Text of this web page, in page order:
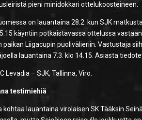
pieni minidokkari ottelukoosteineen.
on lauantaina 28.2. kun SJK
käyntiin potkaistavassa ottelussa
paikan Liigacupin puolivälieriin. Vastustaja
lauantaina 7.3. klo 14.15. Asiasta
Levadia – SJK, Tallinna, Viro.
testimiehiä
kohtaa lauantaina virolaisen SK Tääksin